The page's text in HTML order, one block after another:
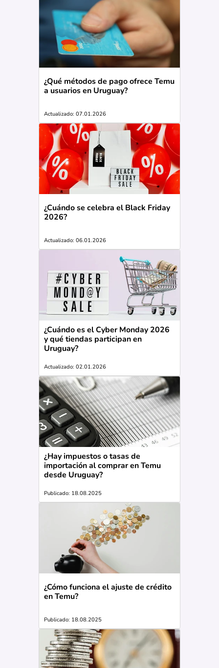
¿Qué métodos de pago ofrece Temu
a usuarios en Uruguay?
Actualizado: 07.01.2026
¿Cuándo se celebra el Black Friday
2026?
Actualizado: 06.01.2026
¿Cuándo es el Cyber Monday 2026
y qué tiendas participan en
Uruguay?
Actualizado: 02.01.2026
¿Hay impuestos o tasas de
importación al comprar en Temu
desde Uruguay?
Publicado: 18.08.2025
¿Cómo funciona el ajuste de crédito
en Temu?
Publicado: 18.08.2025